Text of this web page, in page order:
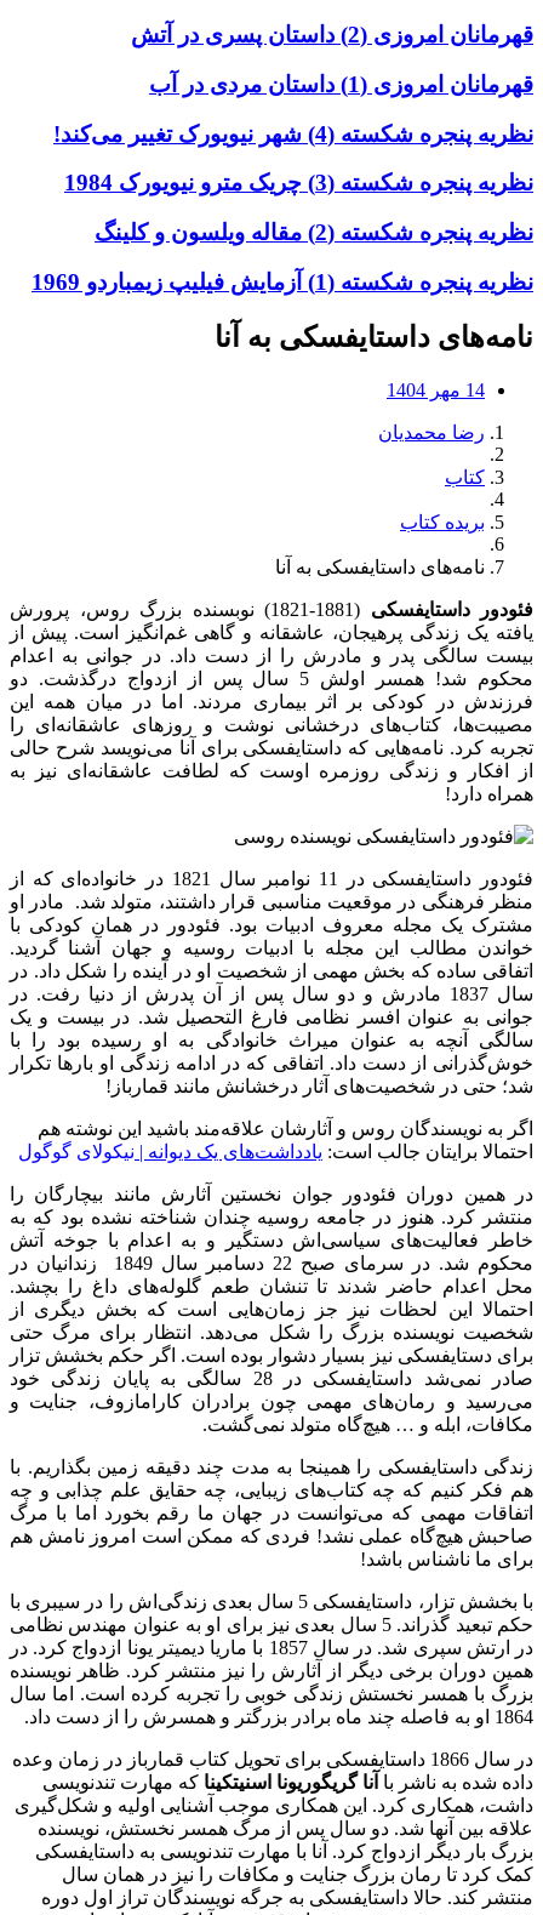
قهرمانان امروزی (2) داستان پسری در آتش
قهرمانان امروزی (1) داستان مردی در آب
نظریه پنجره شکسته (4) شهر نیویورک تغییر می‌کند!
نظریه پنجره شکسته (3) چریک مترو نیویورک 1984
نظریه پنجره شکسته (2) مقاله ویلسون و کلینگ
نظریه پنجره شکسته (1) آزمایش فیلیپ زیمباردو 1969
نامه‌های داستایفسکی به آنا
14 مهر 1404
رضا محمدیان
کتاب
بریده کتاب
نامه‌های داستایفسکی به آنا
فئودور داستایفسکی
(1881-1821) نوبسنده بزرگ روس، پرورش
یافته یک زندگی پرهیجان، عاشقانه و گاهی غم‌انگیز است. پیش از
بیست سالگی پدر و مادرش را از دست داد. در جوانی به اعدام
محکوم شد! همسر اولش 5 سال پس از ازدواج درگذشت. دو
فرزندش در کودکی بر اثر بیماری مردند. اما در میان همه این
مصیبت‌ها، کتاب‌های درخشانی نوشت و روزهای عاشقانه‌ای را
تجربه کرد. نامه‌هایی که داستایفسکی برای آنا می‌نویسد شرح حالی
از افکار و زندگی روزمره اوست که لطافت عاشقانه‌ای نیز به
همراه دارد!
فئودور داستایفسکی در 11 نوامبر سال 1821 در خانواده‌ای که از
منظر فرهنگی در موقعیت مناسبی قرار داشتند، متولد شد. مادر او
مشترک یک مجله معروف ادبیات بود. فئودور در همان کودکی با
خواندن مطالب این مجله با ادبیات روسیه و جهان آشنا گردید.
اتفاقی ساده که بخش مهمی از شخصیت او در آینده را شکل داد. در
سال 1837 مادرش و دو سال پس از آن پدرش از دنیا رفت. در
جوانی به عنوان افسر نظامی فارغ التحصیل شد. در بیست و یک
سالگی آنچه به عنوان میراث خانوادگی به او رسیده بود را با
خوش‌گذرانی از دست داد. اتفاقی که در ادامه زندگی او بارها تکرار
شد؛ حتی در شخصیت‌های آثار درخشانش مانند قمارباز!
اگر به نویسندگان روس و آثارشان علاقه‌مند باشید این نوشته هم
احتمالا برایتان جالب است: یادداشت‌های یک دیوانه | نیکولای گوگول
در همین دوران فئودور جوان نخستین آثارش مانند بیچارگان را
منتشر کرد. هنوز در جامعه روسیه چندان شناخته نشده بود که به
خاطر فعالیت‌های سیاسی‌اش دستگیر و به اعدام با جوخه آتش
محکوم شد. در سرمای صبح 22 دسامبر سال 1849 زندانیان در
محل اعدام حاضر شدند تا تنشان طعم گلوله‌های داغ را بچشد.
احتمالا این لحظات نیز جز زمان‌هایی است که بخش دیگری از
شخصیت نویسنده بزرگ را شکل می‌دهد. انتظار برای مرگ حتی
برای دستایفسکی نیز بسیار دشوار بوده است. اگر حکم بخشش تزار
صادر نمی‌شد داستایفسکی در 28 سالگی به پایان زندگی خود
می‌رسید و رمان‌های مهمی چون برادران کارامازوف، جنایت و
مکافات، ابله و … هیچ‌گاه متولد نمی‌گشت.
زندگی داستایفسکی را همینجا به مدت چند دقیقه زمین بگذاریم. با
هم فکر کنیم که چه کتاب‌های زیبایی، چه حقایق علم چذابی و چه
اتفاقات مهمی که می‌توانست در جهان ما رقم بخورد اما با مرگ
صاحبش هیچ‌گاه عملی نشد! فردی که ممکن است امروز نامش هم
برای ما ناشناس باشد!
با بخشش تزار، داستایفسکی 5 سال بعدی زندگی‌اش را در سیبری با
حکم تبعید گذراند. 5 سال بعدی نیز برای او به عنوان مهندس نظامی
در ارتش سپری شد. در سال 1857 با ماریا دیمیتر یونا ازدواج کرد. در
همین دوران برخی دیگر از آثارش را نیز منتشر کرد. ظاهر نویسنده
بزرگ با همسر نخستش زندگی خوبی را تجربه کرده است. اما سال
1864 او به فاصله چند ماه برادر بزرگتر و همسرش را از دست داد.
در سال 1866 داستایفسکی برای تحویل کتاب قمارباز در زمان وعده
داده شده به ناشر با آنا گریگوریونا اسنیتکینا که مهارت تندنویسی
داشت، همکاری کرد. این همکاری موجب آشنایی اولیه و شکل‌گیری
علاقه بین آنها شد. دو سال پس از مرگ همسر نخستش، نویسنده
بزرگ بار دیگر ازدواج کرد. آنا با مهارت تندنویسی به داستایفسکی
کمک کرد تا رمان بزرگ جنایت و مکافات را نیز در همان سال
منتشر کند. حالا داستایفسکی به جرگه نویسندگان تراز اول دوره